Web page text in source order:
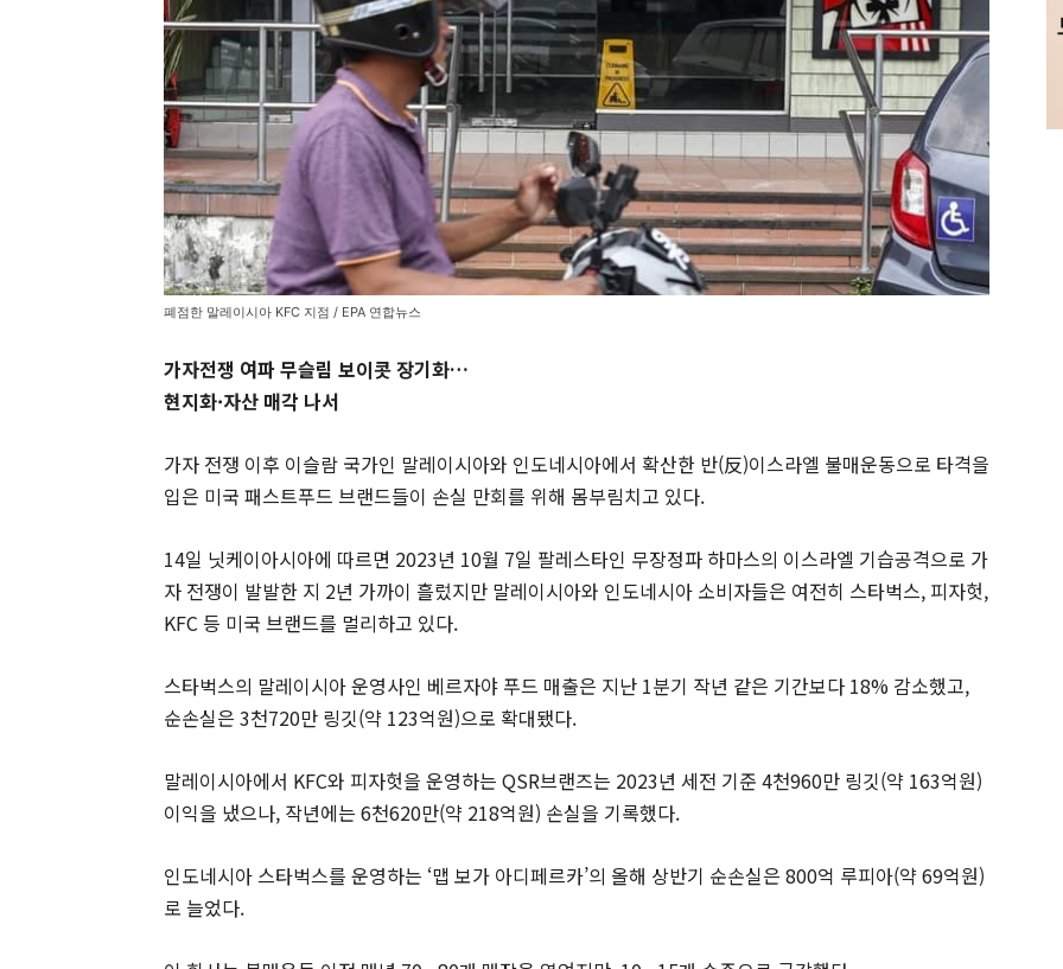
폐점한 말레이시아 KFC 지점 / EPA 연합뉴스
가자전쟁 여파 무슬림 보이콧 장기화…
현지화·자산 매각 나서
가자 전쟁 이후 이슬람 국가인 말레이시아와 인도네시아에서 확산한 반(反)이스라엘 불매운동으로 타격을
입은 미국 패스트푸드 브랜드들이 손실 만회를 위해 몸부림치고 있다.
14일 닛케이아시아에 따르면 2023년 10월 7일 팔레스타인 무장정파 하마스의 이스라엘 기습공격으로 가
자 전쟁이 발발한 지 2년 가까이 흘렀지만 말레이시아와 인도네시아 소비자들은 여전히 스타벅스, 피자헛,
KFC 등 미국 브랜드를 멀리하고 있다.
스타벅스의 말레이시아 운영사인 베르자야 푸드 매출은 지난 1분기 작년 같은 기간보다 18% 감소했고,
순손실은 3천720만 링깃(약 123억원)으로 확대됐다.
말레이시아에서 KFC와 피자헛을 운영하는 QSR브랜즈는 2023년 세전 기준 4천960만 링깃(약 163억원)
이익을 냈으나, 작년에는 6천620만(약 218억원) 손실을 기록했다.
인도네시아 스타벅스를 운영하는 ‘맵 보가 아디페르카’의 올해 상반기 순손실은 800억 루피아(약 69억원)
로 늘었다.